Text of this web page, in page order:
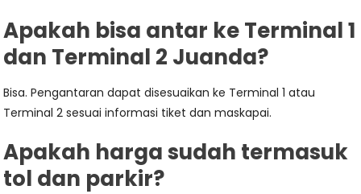
Apakah bisa antar ke Terminal 1
dan Terminal 2 Juanda?
Bisa. Pengantaran dapat disesuaikan ke Terminal 1 atau
Terminal 2 sesuai informasi tiket dan maskapai.
Apakah harga sudah termasuk
tol dan parkir?